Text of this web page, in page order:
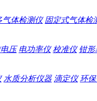
气体检测仪 固定式气体检
压 电功率仪 校准仪 钳形
水质分析仪器 滴定仪 环